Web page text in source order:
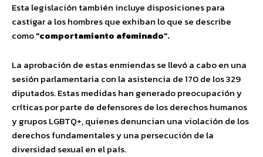
Esta legislación también incluye disposiciones para
castigar a los hombres que exhiban lo que se describe
como“comportamiento afeminado”.
La aprobación de estas enmiendas se llevó a cabo en una
sesión parlamentaria con la asistencia de 170 de los 329
diputados. Estas medidas han generado preocupación y
críticas por parte de defensores de los derechos humanos
y grupos LGBTQ+, quienes denuncian una violación de los
derechos fundamentales y una persecución de la
diversidad sexual en el país.